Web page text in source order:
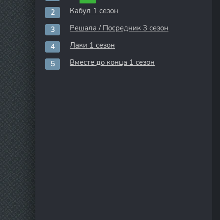
Кабул 1 сезон
Решала / Посредник 3 сезон
Лаки 1 сезон
Вместе до конца 1 сезон